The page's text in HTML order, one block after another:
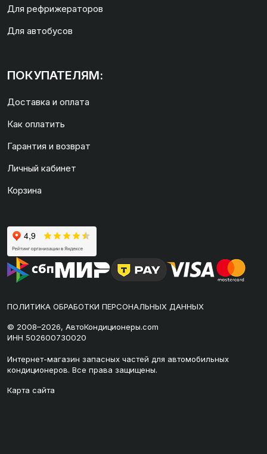
Для рефрижераторов
Для автобусов
ПОКУПАТЕЛЯМ:
Доставка и оплата
Как оплатить
Гарантия и возврат
Личный кабинет
Корзина
ПОЛИТИКА ОБРАБОТКИ ПЕРСОНАЛЬНЫХ ДАННЫХ
© 2008–2026, АвтоКондиционеры.com
ИНН 502600730020
Интернет-магазин запасных частей для автомобильных
кондиционеров. Все права защищены.
Карта сайта